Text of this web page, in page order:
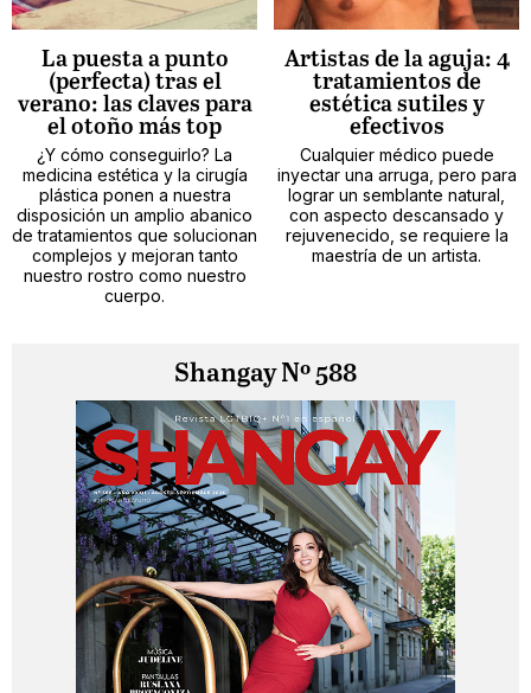
La puesta a punto
(perfecta) tras el
verano: las claves para
el otoño más top
¿Y cómo conseguirlo? La
medicina estética y la cirugía
plástica ponen a nuestra
disposición un amplio abanico
de tratamientos que solucionan
complejos y mejoran tanto
nuestro rostro como nuestro
cuerpo.
Artistas de la aguja: 4
tratamientos de
estética sutiles y
efectivos
Cualquier médico puede
inyectar una arruga, pero para
lograr un semblante natural,
con aspecto descansado y
rejuvenecido, se requiere la
maestría de un artista.
Shangay Nº 588